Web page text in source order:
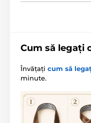
Cum să legați
Învățați cum să
minute.